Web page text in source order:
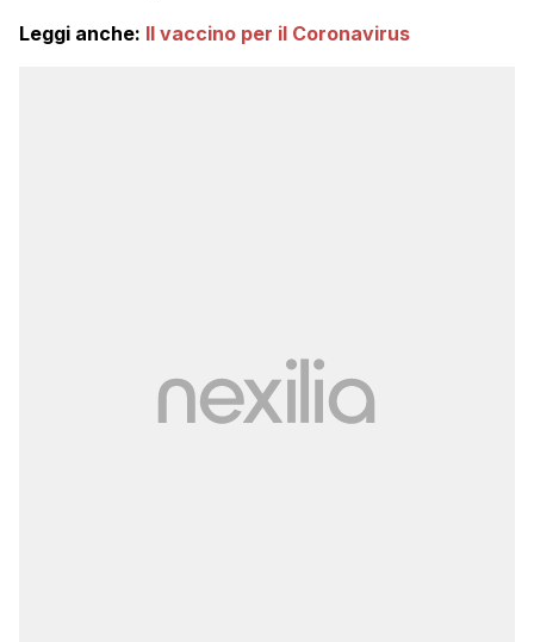
Leggi anche: Il vaccino per il Coronavirus